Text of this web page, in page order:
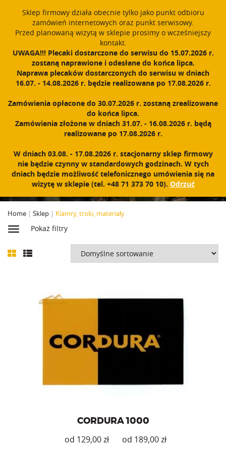
{dataLayer.push(arguments);} gtag('js', new Date()); gtag('config',
'UA-11892555-1');
PROUDLY MADE IN POLAND SINCE 1984 Polski
Zarejestruj się Zaloguj się 0
N
w
g
j
a
KLAMRY, TROKI, MATERIAŁY
Home | Sklep | Klamry, troki, materiały
Pokaż filtry
CORDURA 1000
zł zł
Sklep firmowy działa obecnie tylko jako punkt odbioru
zamówień internetowych oraz punkt serwisowy.
Przed planowaną wizytą w sklepie prosimy o wcześniejszy
kontakt.
UWAGA!!! Plecaki dostarczone do serwisu do 15.07.2026 r.
zostaną naprawione i odesłane do końca lipca.
Naprawa plecaków dostarczonych do serwisu w dniach
16.07. - 14.08.2026 r. będzie realizowana po 17.08.2026 r.
Zamówienia opłacone do 30.07.2026 r. zostaną zrealizowane
do końca lipca.
Zamówienia złożone w dniach 31.07. - 16.08.2026 r. będą
realizowane po 17.08.2026 r.
W dniach 03.08. - 17.08.2026 r. stacjonarny sklep firmowy
nie będzie czynny w standardowych godzinach. W tych
dniach będzie możliwość telefonicznego umówienia się na
wizytę w sklepie (tel. +48 71 373 70 10). Odrzuć